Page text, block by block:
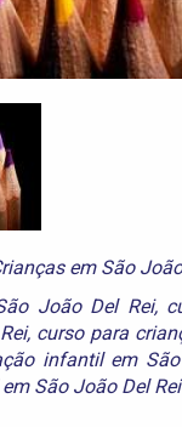
em São
João Del Rei,
, curso para
infantil em
São João Del Rei